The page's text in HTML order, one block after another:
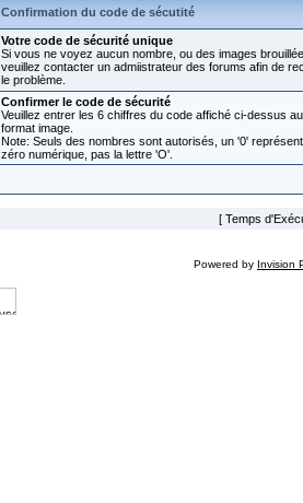
Confirmation du code de sécutité
Votre code de sécurité unique
Si vous ne voyez aucun nombre, ou des images
veuillez contacter un admiistrateur des forums afin de
le problème.
Confirmer le code de sécurité
Veuillez entrer les 6 chiffres du code affiché ci-dessus au
format image.
Note: Seuls des nombres sont autorisés, un '0'
zéro numérique, pas la lettre 'O'.
[ Temps
Powered by Invision